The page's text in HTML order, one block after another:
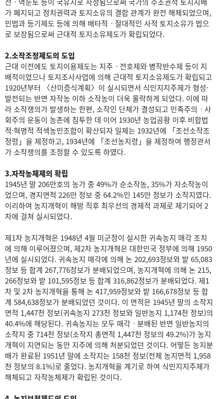
가 폐지되고 정치권력과 토지소유의 결합 관계가 완전 해체되었으며,
민법과 등기제도 등에 의해 배타적ㆍ절대적인 사적 토지소유가 법으
로 보장됨으로써 근대적 토지소유제도가 확립되었다.
2.소작조정제도의 도입
근대 이전에도 토지이용제도는 지주ㆍ전호제와 병작반수제 등이 지
배적이었으나 토지조사사업에 의해 근대적 토지소유제도가 확립되고
1920년부터 〈산미증식계획〉이 실시되면서 식민지지주제가 형성·
발전되는 반면 자작농 이하 소작농이 더욱 몰락하게 되었다. 이에 따
라 소작쟁의가 발생하는 한편, 소작인 단체가 결성되고 민족주의ㆍ사
회주의 운동이 농촌에 침투한 데 이어 1930년 농업공황 이후 비합법
적·혁명적 적색농민조합이 확산되자 일제는 1932년에 「조선소작조
정령」을 제정하고, 1934년에 「조선농지령」을 제정하여 행정관서
가 소작쟁의를 조정할 수 있도록 하였다.
3.자작농체제의 확립
1945년 말 206만호의 농가 중 49%가 순소작농, 35%가 자소작농이
었으며, 경지면적 226만 정보 중 64.2%인 145만 정보가 소작지였다.
이리하여 농지개혁이 해방 직후 최우선의 경제적 과제로 제기되어 2
차에 걸쳐 실시되었다.
제1차 농지개혁은 1948년 4월 미군정이 실시한 귀속농지 매각 조치
에 의해 이루어졌으며, 제2차 농지개혁은 대한민국 정부에 의해 1950
년에 실시되었다. 귀속농지 매각에 의해 논 202,693정보와 밭 65,083
정보 등 합계 267,776정보가 분배되었으며, 농지개혁에 의해 논 215,
266정보와 밭 101,595정보 등 합계 316,862정보가 분배되었다. 제1
차 및 2차 농지개혁을 통해 논 417,959정보와 밭 166,678정보 등 합
계 584,638정보가 분배되었던 것이다. 이 면적은 1945년 말의 소작지
면적 1,447천 정보(귀속농지 273천 정보와 일반농지 1,174천 정보)의
40.4%에 해당된다. 귀속농지는 모두 매각ㆍ분배된 반면 일반농지의
소작지 중 714천 정보(소작지 총면적 1,447천 정보의 49.2%)가 농지
개혁이 지연되는 동안 지주에 의해 처분되었던 것이다. 어떻든 농지분
배가 완료된 1951년 말에 소작지는 158천 정보(전체 농지면적 1,958
천 정보의 8.1%)로 줄었다. 농지개혁을 계기로 하여 식민지지주제가
해체되고 자작농체제가 확립된 것이다.